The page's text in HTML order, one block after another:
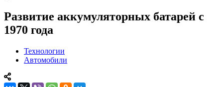
Развитие аккумуляторных батарей с
1970 года
Технологии
Автомобили